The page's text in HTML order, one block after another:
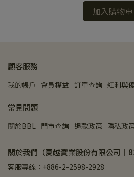
加入購物車
顧客服務
我的帳戶 會員權益 訂單查詢 紅利與
常見問題
關於BBL 門市查詢 退款政策 隱私政
關於我們（夏越實業股份有限公司｜
客服專線：+886-2-2598-2928